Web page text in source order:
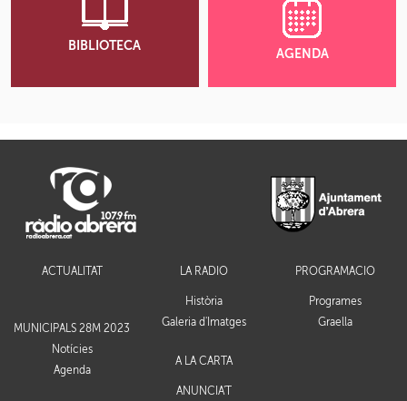
BIBLIOTECA
AGENDA
ACTUALITAT
MUNICIPALS 28M 2023
Notícies
Agenda
LA RÀDIO
Història
Galeria d'Imatges
PROGRAMACIÓ
Programes
Graella
A LA CARTA
ANUNCIA'T